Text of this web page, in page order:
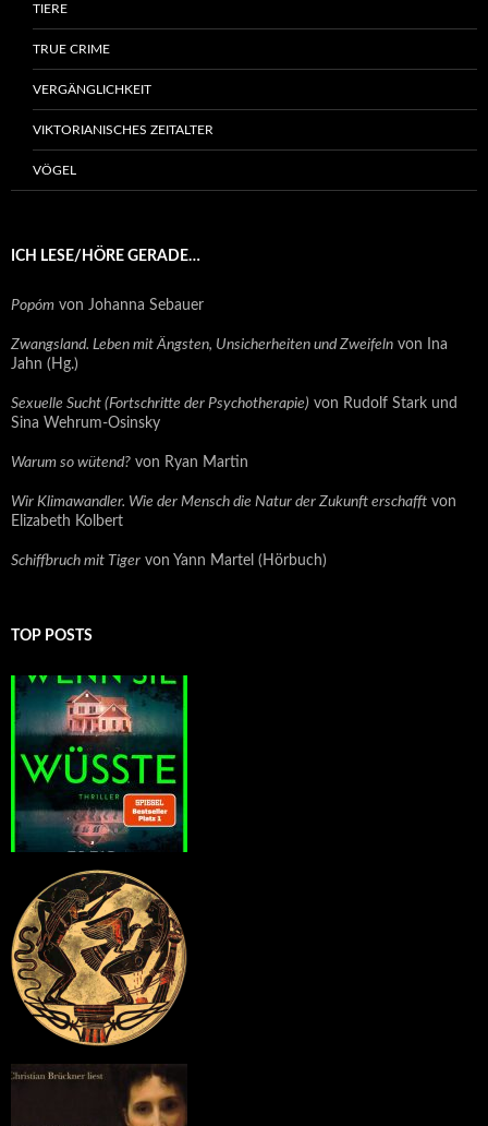
TIERE
TRUE CRIME
VERGÄNGLICHKEIT
VIKTORIANISCHES ZEITALTER
VÖGEL
ICH LESE/HÖRE GERADE…
Popóm von Johanna Sebauer
Zwangsland. Leben mit Ängsten, Unsicherheiten und Zweifeln von Ina
Jahn (Hg.)
Sexuelle Sucht (Fortschritte der Psychotherapie) von Rudolf Stark und
Sina Wehrum-Osinsky
Warum so wütend? von Ryan Martin
Wir Klimawandler. Wie der Mensch die Natur der Zukunft erschafft von
Elizabeth Kolbert
Schiffbruch mit Tiger von Yann Martel (Hörbuch)
TOP POSTS